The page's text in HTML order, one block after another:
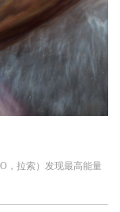
，拉索）发现最高能量